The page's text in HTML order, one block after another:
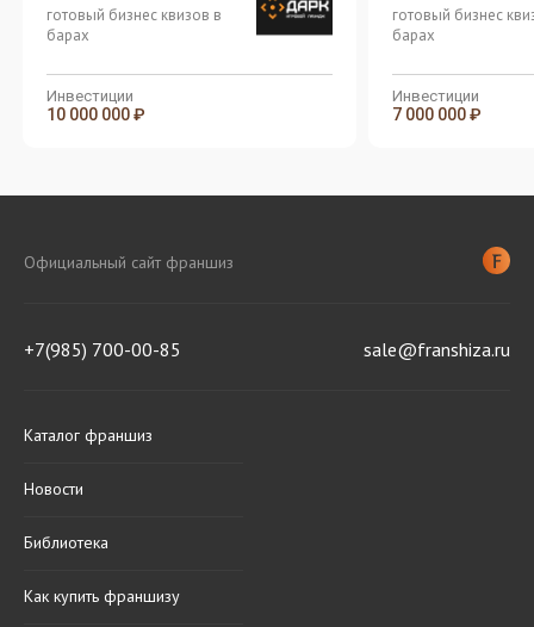
готовый бизнес квизов в
барах
Инвестиции
10 000 000 ₽
готовый бизнес
барах
Инвестиции
7 000 000 ₽
Официальный сайт франшиз
+7(985) 700-00-85 sale@franshiza.ru
Каталог франшиз
Новости
Библиотека
Как купить франшизу